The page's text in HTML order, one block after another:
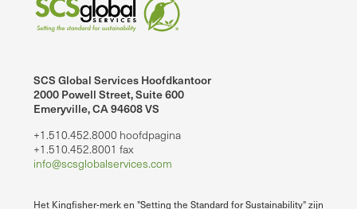
SCS Global Services Hoofdkantoor
2000 Powell Street, Suite 600
Emeryville, CA 94608 VS
+1.510.452.8000 hoofdpagina
+1.510.452.8001 fax
info@scsglobalservices.com
Het Kingfisher-merk en "Setting the Standard for Sustainability" zijn